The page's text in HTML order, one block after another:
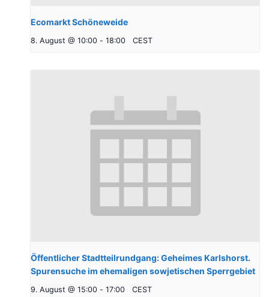
Ecomarkt Schöneweide
8. August @ 10:00 - 18:00 CEST
Öffentlicher Stadtteilrundgang: Geheimes Karlshorst.
Spurensuche im ehemaligen sowjetischen Sperrgebiet
9. August @ 15:00 - 17:00 CEST